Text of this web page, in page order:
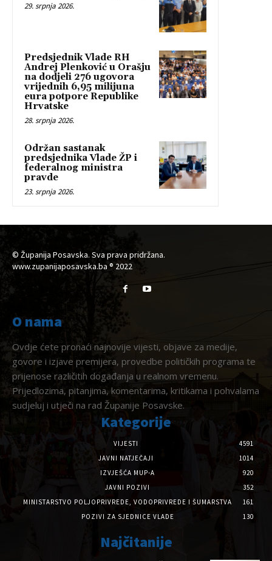
29. srpnja 2026.
Predsjednik Vlade RH
Andrej Plenković u Orašju
na dodjeli 276 ugovora
vrijednih 6,95 milijuna
eura potpore Republike
Hrvatske
28. srpnja 2026.
Održan sastanak
predsjednika Vlade ŽP i
federalnog ministra
pravde
23. srpnja 2026.
© Županija Posavska. Sva prava pridržana.
www.zupanijaposavska.ba ® 2022
O nama
Ovdje ćete pronaći najnovije vijesti, objave za medije,
govore i izjave premijera, provedbe političkih programa te
prijenose različitih događanja u realnom vremenu.
Prijedlozima, pitanjima, komentarima, kritikama i pohvalama
sudjeluj i utječi na rad Županije Posavske.
Kategorije
VIJESTI
4591
JAVNI NATJEČAJI
1014
IZVJEŠĆA MUP-A
920
JAVNI POZIVI
352
MINISTARSTVO POLJOPRIVREDE, VODOPRIVREDE I ŠUMARSTVA
161
POZIVI ZA SJEDNICE VLADE
130
Najčitanije